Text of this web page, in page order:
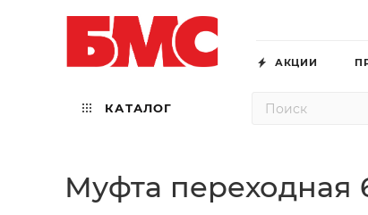
АКЦИИ
КАТАЛОГ
Муфта переходная